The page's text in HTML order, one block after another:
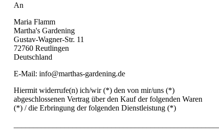
An
Maria Flamm
Martha's Gardening
Gustav-Wagner-Str. 11
72760 Reutlingen
Deutschland
E-Mail: info@marthas-gardening.de
Hiermit widerrufe(n) ich/wir (*) den von mir/uns (*)
abgeschlossenen Vertrag über den Kauf der folgenden Waren
(*) / die Erbringung der folgenden Dienstleistung (*)